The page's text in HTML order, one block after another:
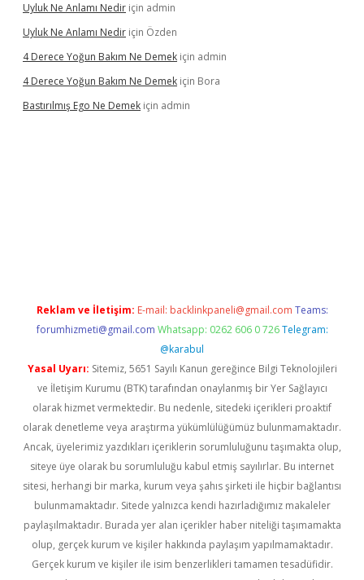
Uyluk Ne Anlamı Nedir için admin
Uyluk Ne Anlamı Nedir için Özden
4 Derece Yoğun Bakım Ne Demek için admin
4 Derece Yoğun Bakım Ne Demek için Bora
Bastırılmış Ego Ne Demek için admin
Reklam ve İletişim: E-mail: backlinkpaneli@gmail.com Teams:
forumhizmeti@gmail.com Whatsapp: 0262 606 0 726 Telegram:
@karabul
Yasal Uyarı: Sitemiz, 5651 Sayılı Kanun gereğince Bilgi Teknolojileri
ve İletişim Kurumu (BTK) tarafından onaylanmış bir Yer Sağlayıcı
olarak hizmet vermektedir. Bu nedenle, sitedeki içerikleri proaktif
olarak denetleme veya araştırma yükümlülüğümüz bulunmamaktadır.
Ancak, üyelerimiz yazdıkları içeriklerin sorumluluğunu taşımakta olup,
siteye üye olarak bu sorumluluğu kabul etmiş sayılırlar. Bu internet
sitesi, herhangi bir marka, kurum veya şahıs şirketi ile hiçbir bağlantısı
bulunmamaktadır. Sitede yalnızca kendi hazırladığımız makaleler
paylaşılmaktadır. Burada yer alan içerikler haber niteliği taşımamakta
olup, gerçek kurum ve kişiler hakkında paylaşım yapılmamaktadır.
Gerçek kurum ve kişiler ile isim benzerlikleri tamamen tesadüfidir.